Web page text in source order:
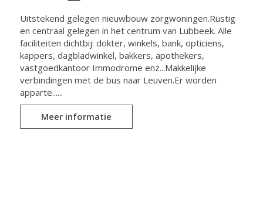
Uitstekend gelegen nieuwbouw zorgwoningen.Rustig
en centraal gelegen in het centrum van Lubbeek. Alle
faciliteiten dichtbij: dokter, winkels, bank, opticiens,
kappers, dagbladwinkel, bakkers, apothekers,
vastgoedkantoor Immodrome enz...Makkelijke
verbindingen met de bus naar Leuven.Er worden
apparte......
Meer informatie